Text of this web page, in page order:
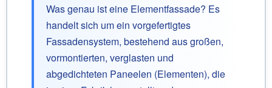
Was genau ist eine Elementfassade? Es
handelt sich um ein vorgefertigtes
Fassadensystem, bestehend aus großen,
vormontierten, verglasten und
abgedichteten Paneelen (Elementen), die